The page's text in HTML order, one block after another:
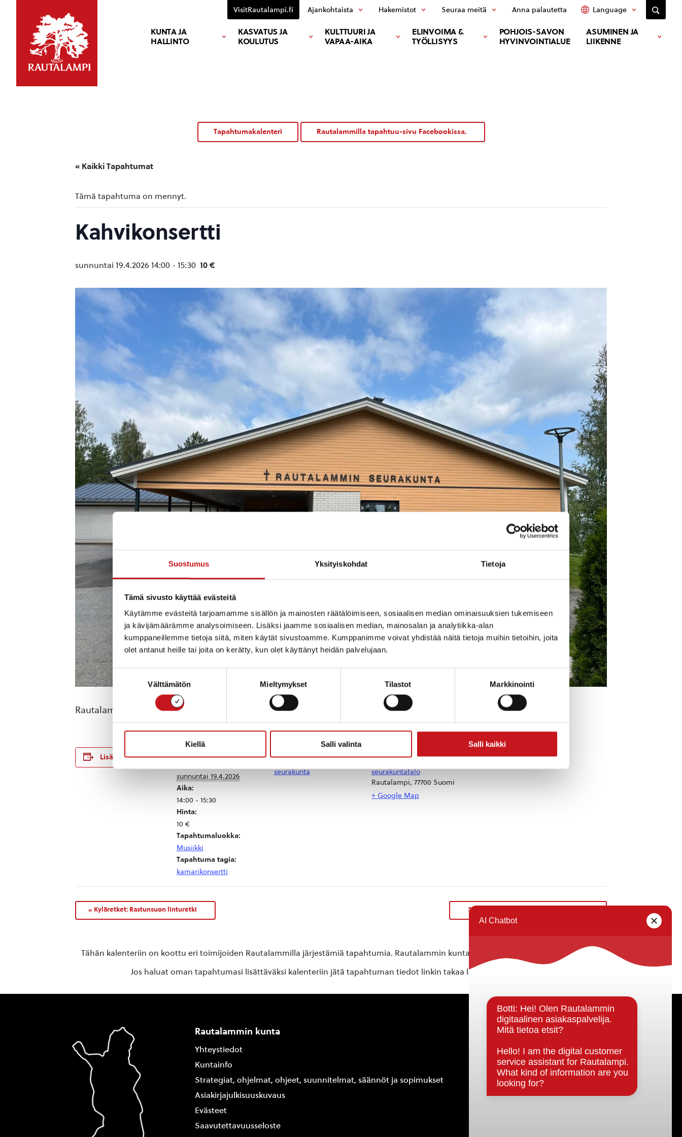
Suostumus Yksityiskohdat Tietoja
Tämä sivusto käyttää evästeitä
Käytämme evästeitä tarjoamamme sisällön ja mainosten räätälöimiseen, sosiaalisen median ominaisuuksien tukemiseen
ja kävijämäärämme analysoimiseen. Lisäksi jaamme sosiaalisen median, mainosalan ja analytiikka-alan
kumppaneillemme tietoja siitä, miten käytät sivustoamme. Kumppanimme voivat yhdistää näitä tietoja muihin tietoihin, joita
olet antanut heille tai joita on kerätty, kun olet käyttänyt heidän palvelujaan.
Suostumuksen
valinta
Välttämätön Mieltymykset Tilastot Markkinointi
Kiellä Salli valinta Salli kaikki
KUNTA JA
HALLINTO
KASVATUS JA
KOULUTUS
KULTTUURI JA
VAPAA-AIKA
ELINVOIMA &
TYÖLLISYYS
POHJOIS-SAVON
HYVINVOINTIALUE
ASUMINEN JA
LIIKENNE
VisitRautalampi.fi Ajankohtaista Hakemistot Seuraa meitä Anna palautetta Language
Tapahtumakalenteri Rautalammilla tapahtuu-sivu Facebookissa.
« Kaikki Tapahtumat
Tämä tapahtuma on mennyt.
Kahvikonsertti
sunnuntai 19.4.2026 14:00 - 15:30 10 €
Rautalammin seurakunnan musiikkiryhmien ja musiikinharrastajien kahvikonsertti yhteisvastuukeräyksen hyväksi.
Lisää kalenteriin
sunnuntai 19.4.2026
Aika:
14:00 - 15:30
Hinta:
10 €
Tapahtumaluokka:
Musiikki
Tapahtuma tagia:
kamarikonsertti
seurakunta
seurakuntatalo
Rautalampi, 77700 Suomi
+ Google Map
« Kyläretket: Rastunsuon linturetki Särestöniemen rakkaus -taidenäyttely
Tähän kalenteriin on koottu eri toimijoiden Rautalammilla järjestämiä tapahtumia. Rautalammin kunta ei vastaa tietojen oikeellisuudesta.
Jos haluat oman tapahtumasi lisättäväksi kalenteriin jätä tapahtuman tiedot linkin takaa löytyvällä
Rautalammin kunta
Yhteystiedot
Kuntainfo
Strategiat, ohjelmat, ohjeet, suunnitelmat, säännöt ja sopimukset
Asiakirjajulkisuuskuvaus
Evästeet
Saavutettavuusseloste
Päätöksenteko ja lähidemokratia
Päätökset, esityslistat & pöytäkirjat
Hallinto
Kunnanhallitus
Kunnanvaltuusto